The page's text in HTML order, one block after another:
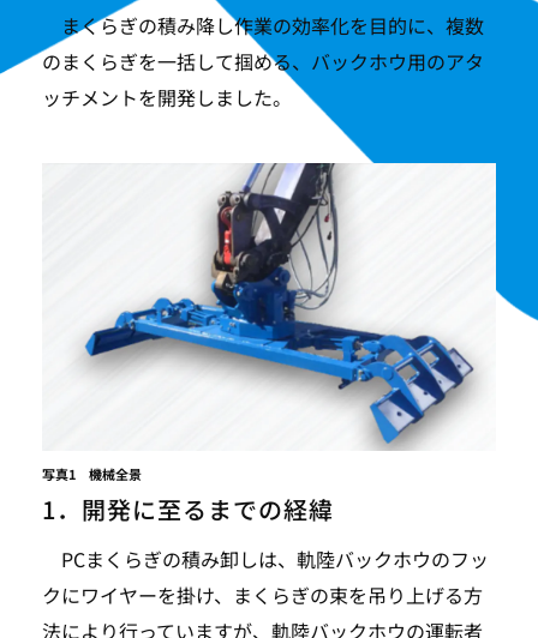
まくらぎの積み降し作業の効率化を目的に、複数
のまくらぎを一括して掴める、バックホウ用のアタ
ッチメントを開発しました。
写真1 機械全景
1．開発に至るまでの経緯
PCまくらぎの積み卸しは、軌陸バックホウのフッ
クにワイヤーを掛け、まくらぎの束を吊り上げる方
法により行っていますが、軌陸バックホウの運転者